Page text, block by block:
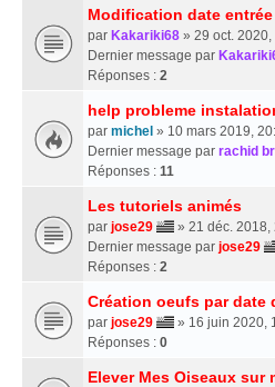
Modification date entrée
par Kakariki68 » 29 oct. 2020,
Dernier message par
Réponses : 2
help probleme
par michel » 10 mars 2019,
Dernier message par rachid br
Réponses : 11
Les tutoriels animés
par jose29
» 21 déc. 2018,
Dernier message par jose29
Réponses : 2
Création oeufs par date
par jose29
» 16 juin 2020,
Réponses : 0
Elever Mes Oiseaux sur